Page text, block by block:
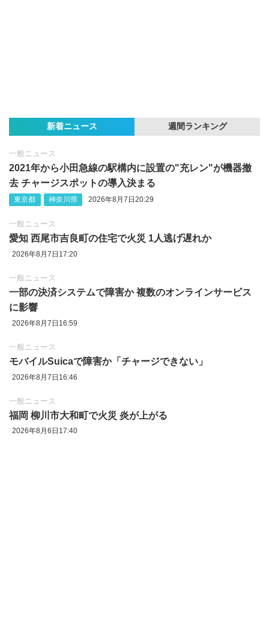
新着ニュース 週間ランキング
一般ニュース
2021年から小田急線の駅構内に設置の"充レン"が機器撤
去 チャージスポットの導入決まる
東京都 神奈川県 2026年8月7日20:29
一般ニュース
愛知 西尾市吉良町の住宅で火災 1人逃げ遅れか
2026年8月7日17:20
一般ニュース
一部の決済システムで障害か 複数のオンラインサービス
に影響
2026年8月7日16:59
一般ニュース
モバイルSuicaで障害か「チャージできない」
2026年8月7日16:46
一般ニュース
福岡 柳川市大和町で火災 炎が上がる
2026年8月6日17:40